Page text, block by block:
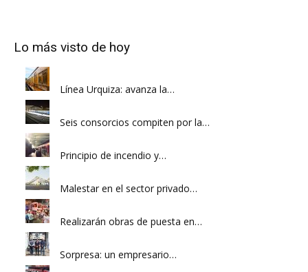
Lo más visto de hoy
Línea Urquiza: avanza la…
Seis consorcios compiten por la…
Principio de incendio y…
Malestar en el sector privado…
Realizarán obras de puesta en…
Sorpresa: un empresario…